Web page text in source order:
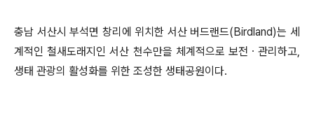
충남 서산시 부석면 창리에 위치한 서산 버드랜드(Birdland)는 세
계적인 철새도래지인 서산 천수만을 체계적으로 보전 ㆍ 관리하고,
생태 관광의 활성화를 위한 조성한 생태공원이다.